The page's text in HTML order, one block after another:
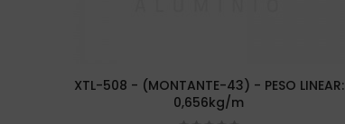
XTL-508 - (MONTANTE-43) - PESO LINEAR:
0,656kg/m